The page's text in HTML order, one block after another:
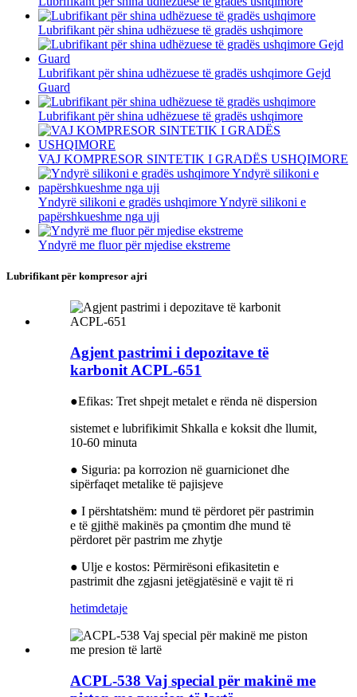
Lubrifikant për shina udhëzuese të gradës ushqimore
Lubrifikant për shina udhëzuese të gradës ushqimore Gejd
Guard
Lubrifikant për shina udhëzuese të gradës ushqimore
VAJ KOMPRESOR SINTETIK I GRADËS USHQIMORE
Yndyrë silikoni e gradës ushqimore Yndyrë silikoni e
papërshkueshme nga uji
Yndyrë me fluor për mjedise ekstreme
Lubrifikant për kompresor ajri
Agjent pastrimi i depozitave të
karbonit ACPL-651
●Efikas: Tret shpejt metalet e rënda në dispersion
sistemet e lubrifikimit Shkalla e koksit dhe llumit,
10-60 minuta
● Siguria: pa korrozion në guarnicionet dhe
sipërfaqet metalike të pajisjeve
● I përshtatshëm: mund të përdoret për pastrimin
e të gjithë makinës pa çmontim dhe mund të
përdoret për pastrim me zhytje
● Ulje e kostos: Përmirësoni efikasitetin e
pastrimit dhe zgjasni jetëgjatësinë e vajit të ri
hetimdetaje
ACPL-538 Vaj special për makinë me